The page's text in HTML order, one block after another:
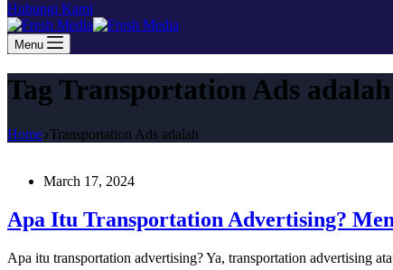
Hubungi Kami
Menu
Tag Transportation Ads adalah
Home Transportation Ads adalah
March 17, 2024
Apa Itu Transportation Advertising?
Apa itu transportation advertising? Ya, transportation advertising